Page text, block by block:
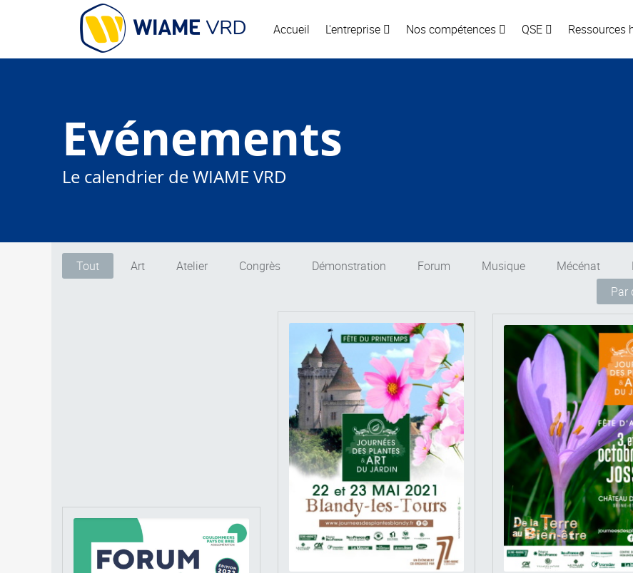
Accueil L'entreprise Nos compétences QSE Ressources
Evénements
Le calendrier de WIAME VRD
Tout Art Atelier Congrès Démonstration Forum Musique Mécénat
Par